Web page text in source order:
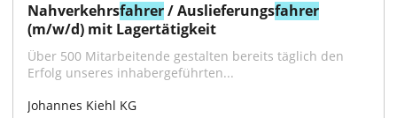
Nahverkehrsfahrer / Auslieferungsfahrer
(m/w/d) mit Lagertätigkeit
Über 500 Mitarbeitende gestalten bereits täglich den
Erfolg unseres inhabergeführten...
Johannes Kiehl KG